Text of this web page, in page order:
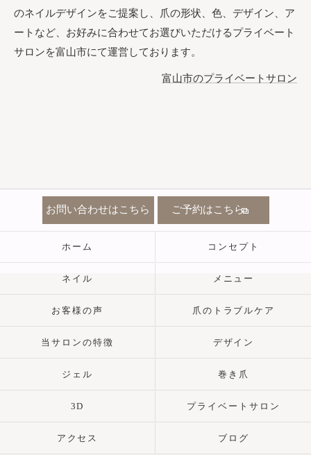
のネイルデザインをご提案し、爪の形状、色、デザイン、ア
ートなど、お好みに合わせてお選びいただけるプライベート
サロンを富山市にて運営しております。
富山市のプライベートサロン
お問い合わせはこちら ご予約はこちら
ホーム コンセプト
ネイル メニュー
お客様の声 爪のトラブルケア
当サロンの特徴 デザイン
ジェル 巻き爪
3D プライベートサロン
アクセス ブログ